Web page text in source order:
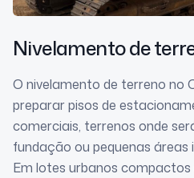
Nivelamento de
O nivelamento de terreno no
preparar pisos de
comerciais, terrenos onde
fundação ou pequenas
Em lotes urbanos